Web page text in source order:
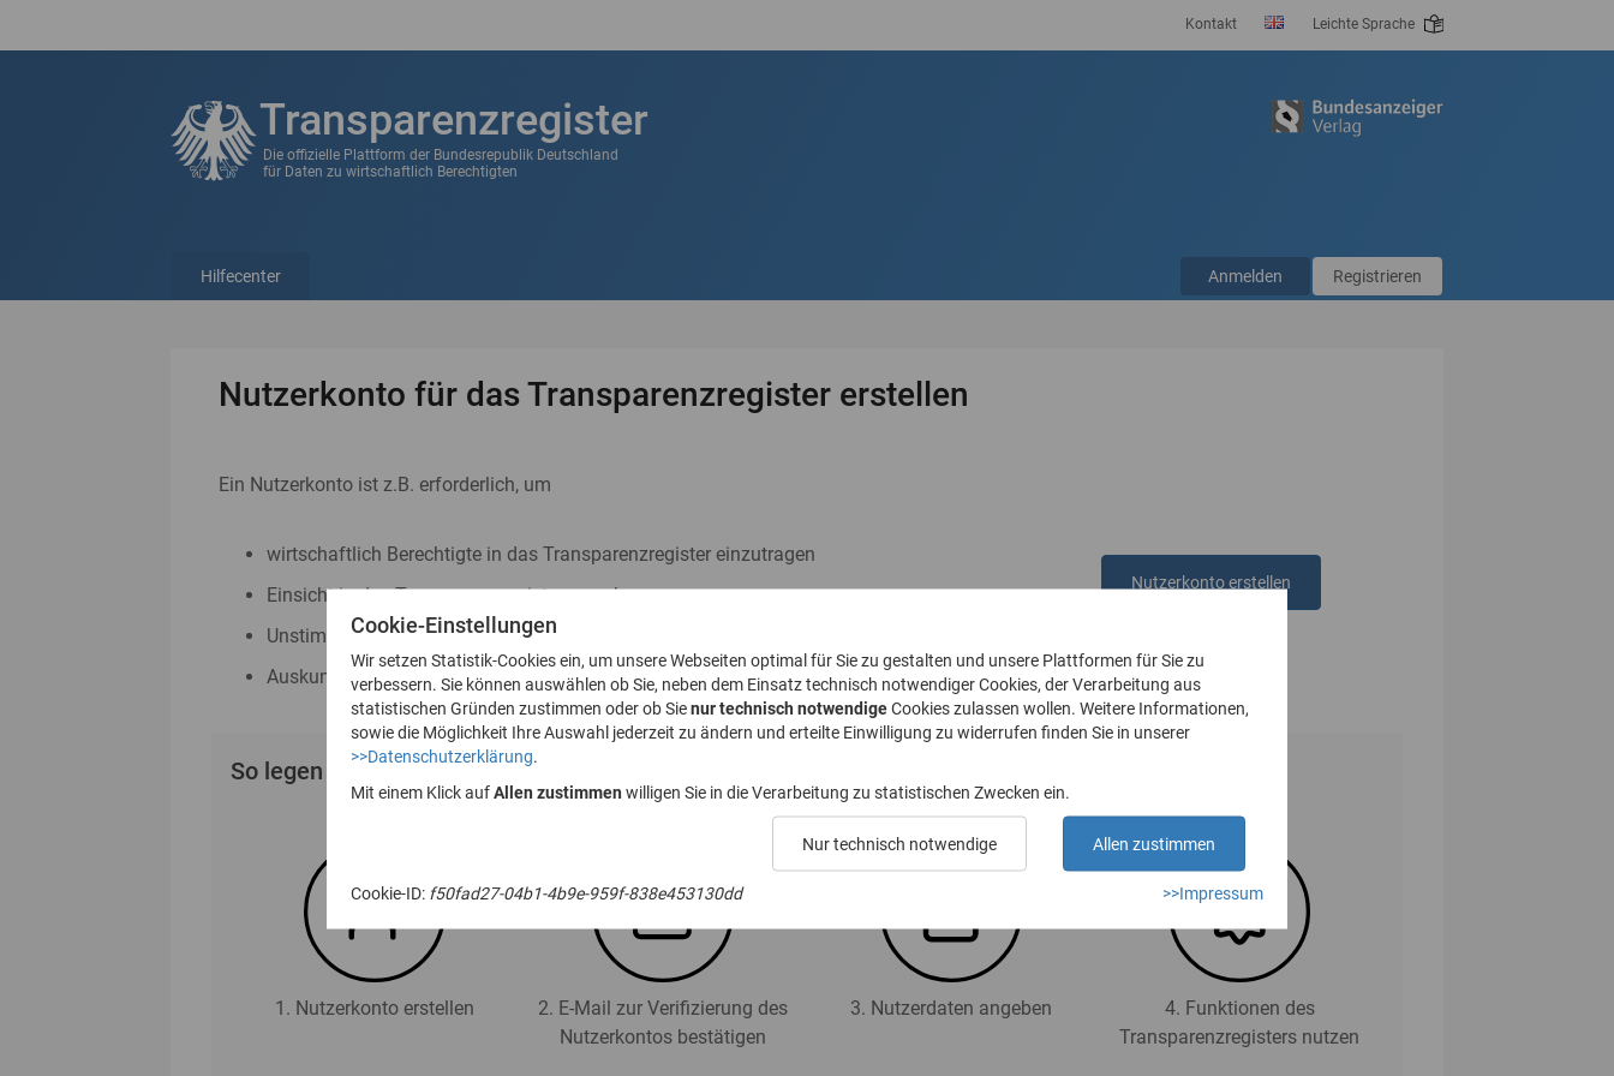
Kontakt Leichte Sprache
Transparenzregister
Die offizielle Plattform der Bundesrepublik Deutschland
für Daten zu wirtschaftlich Berechtigten
Anmelden Registrieren
Hilfecenter
Nutzerkonto für das Transparenzregister erstellen
Ein Nutzerkonto ist z.B. erforderlich, um
wirtschaftlich Berechtigte in das Transparenzregister einzutragen
Einsicht in das Transparenzregister zu nehmen
Unstimmigkeitsmeldungen nach § 23a GwG abzugeben
Auskunftsanträge nach § 23 Abs. 8 GwG zu stellen
Nutzerkonto erstellen
oderanmelden
So legen Sie Ihr Nutzerkonto für das Transparenzregister an (Registrierung):
1. Nutzerkonto erstellen
2. E-Mail zur Verifizierung des
Nutzerkontos bestätigen
3. Nutzerdaten angeben
4. Funktionen des
Transparenzregisters nutzen
Cookie-Einstellungen
Wir setzen Statistik-Cookies ein, um unsere Webseiten optimal für Sie zu gestalten und unsere Plattformen für Sie zu
verbessern. Sie können auswählen ob Sie, neben dem Einsatz technisch notwendiger Cookies, der Verarbeitung aus
statistischen Gründen zustimmen oder ob Sienur technisch notwendigeCookies zulassen wollen. Weitere Informationen,
sowie die Möglichkeit Ihre Auswahl jederzeit zu ändern und erteilte Einwilligung zu widerrufen finden Sie in unserer
>>Datenschutzerklärung
Mit einem Klick auf Allen zustimmen willigen Sie in die Verarbeitung zu statistischen Zwecken ein.
Nur technisch notwendige Allen zustimmen
Cookie-ID: f50fad27-04b1-4b9e-959f-838e453130dd >>Impressum